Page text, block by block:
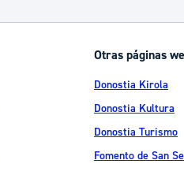
Otras páginas
Donostia Kirola
Donostia Kultura
Donostia Turismo
Fomento de San